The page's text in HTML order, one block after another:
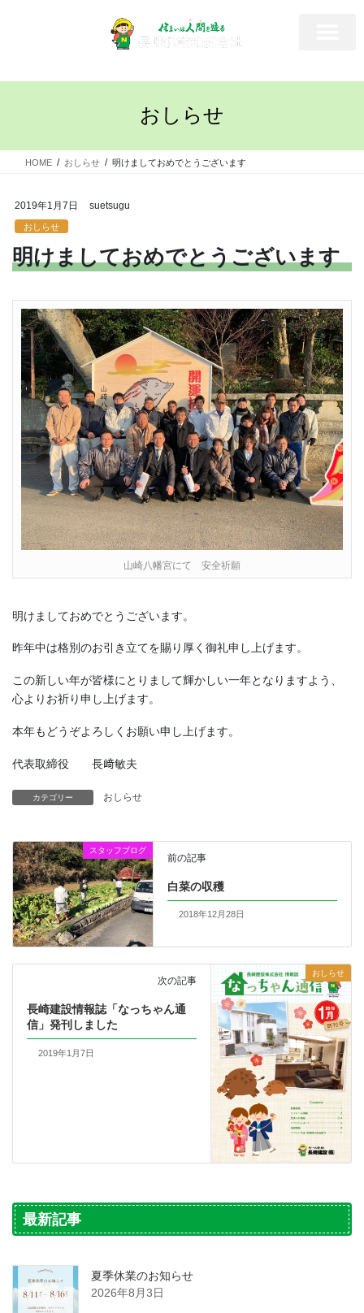
おしらせ
HOME おしらせ 明けましておめでとうございます
2019年1月7日 suetsugu
おしらせ
明けましておめでとうございます
山崎八幡宮にて 安全祈願
明けましておめでとうございます。
昨年中は格別のお引き立てを賜り厚く御礼申し上げます。
この新しい年が皆様にとりまして輝かしい一年となりますよう、
心よりお祈り申し上げます。
本年もどうぞよろしくお願い申し上げます。
代表取締役 長﨑敏夫
カテゴリー おしらせ
スタッフブログ
前の記事
白菜の収穫
2018年12月28日
おしらせ
次の記事
長崎建設情報誌「なっちゃん通
信」発刊しました
2019年1月7日
最新記事
夏季休業のお知らせ
2026年8月3日